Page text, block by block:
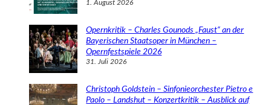
1. August 2026
Opernkritik – Charles Gounods „Faust“ an der
Bayerischen Staatsoper in München –
Opernfestspiele 2026
31. Juli 2026
Christoph Goldstein – Sinfonieorchester Pietro e
Paolo – Landshut – Konzertkritik – Ausblick auf